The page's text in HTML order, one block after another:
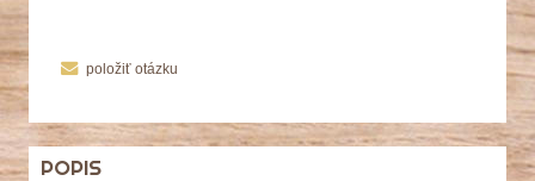
položiť otázku
POPIS